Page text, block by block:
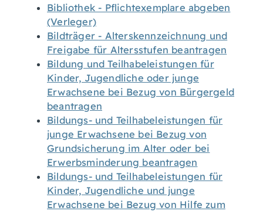
Bibliothek - Pflichtexemplare abgeben
(Verleger)
Bildträger - Alterskennzeichnung und
Freigabe für Altersstufen beantragen
Bildung und Teilhabeleistungen für
Kinder, Jugendliche oder junge
Erwachsene bei Bezug von Bürgergeld
beantragen
Bildungs- und Teilhabeleistungen für
junge Erwachsene bei Bezug von
Grundsicherung im Alter oder bei
Erwerbsminderung beantragen
Bildungs- und Teilhabeleistungen für
Kinder, Jugendliche und junge
Erwachsene bei Bezug von Hilfe zum